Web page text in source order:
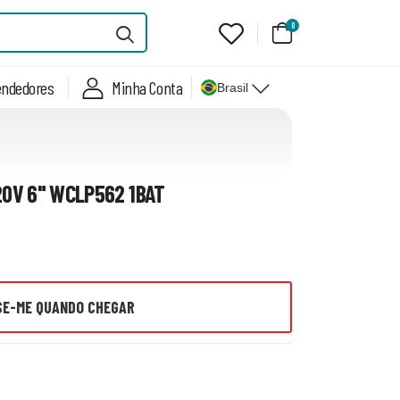
0
Minha Conta Brasil
6" WCLP562 1BAT
ME QUANDO CHEGAR